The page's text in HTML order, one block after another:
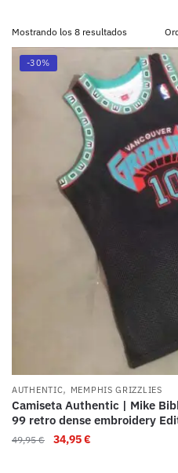
Mostrando los 8 resultados
-30%
AUTHENTIC, MEMPHIS GRIZZLIES
Camiseta Authentic | Mike
99 retro dense embroidery
49,95€ 34,95€